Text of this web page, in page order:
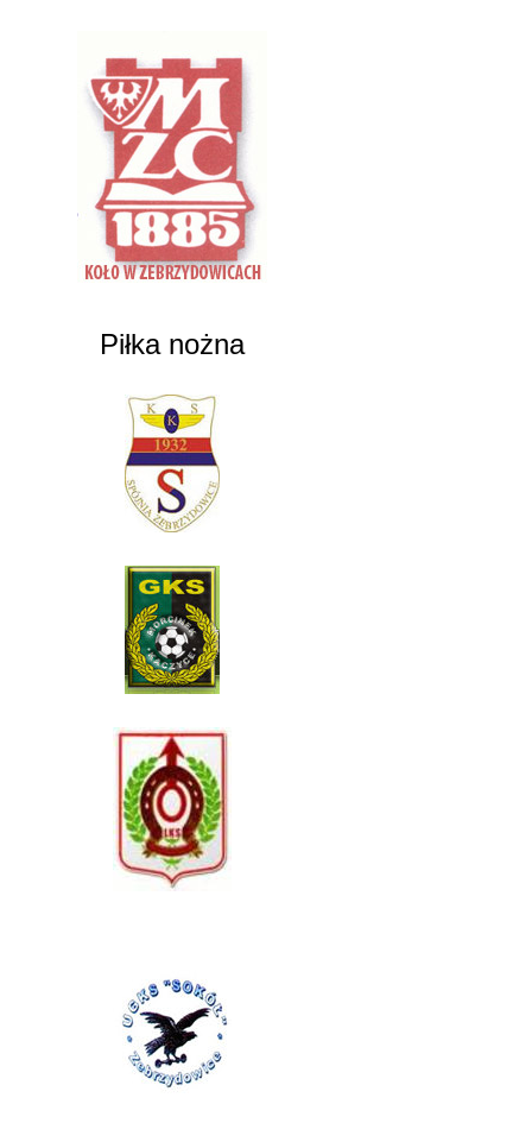
Piłka nożna